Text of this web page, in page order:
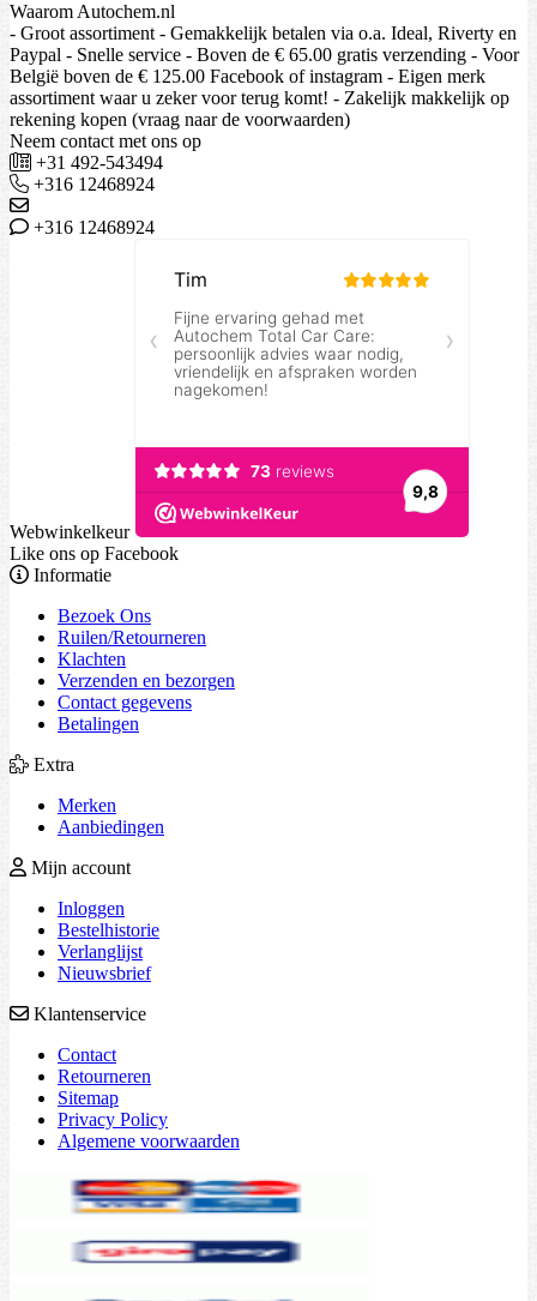
Waarom Autochem.nl
- Groot assortiment - Gemakkelijk betalen via o.a. Ideal, Riverty en
Paypal - Snelle service - Boven de € 65.00 gratis verzending - Voor
België boven de € 125.00 Facebook of instagram - Eigen merk
assortiment waar u zeker voor terug komt! - Zakelijk makkelijk op
rekening kopen (vraag naar de voorwaarden)
Neem contact met ons op
+31 492-543494
+316 12468924
+316 12468924
Webwinkelkeur
Like ons op Facebook
Informatie
Bezoek Ons
Ruilen/Retourneren
Klachten
Verzenden en bezorgen
Contact gegevens
Betalingen
Extra
Merken
Aanbiedingen
Mijn account
Inloggen
Bestelhistorie
Verlanglijst
Nieuwsbrief
Klantenservice
Contact
Retourneren
Sitemap
Privacy Policy
Algemene voorwaarden